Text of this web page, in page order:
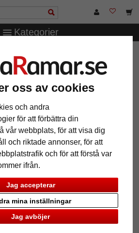
oss av cookies
och andra
för att förbättra din
vår webbplats, för att visa dig
och riktade annonser, för att
och för att förstå var
ifrån.
Jag accepterar
Jag avböjer
mina inställningar
Kategorier
produkter
50 sidor för limning, 30x30 cm
Cloth med 50 sidor